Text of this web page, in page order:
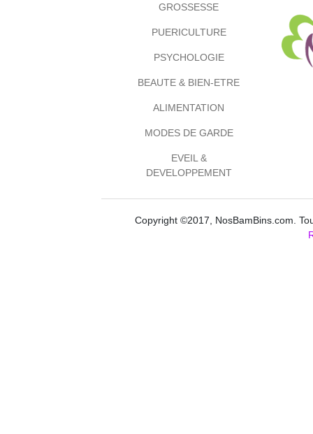
GROSSESSE
PUERICULTURE
PSYCHOLOGIE
BEAUTE & BIEN-ETRE
ALIMENTATION
MODES DE GARDE
EVEIL &
DEVELOPPEMENT
Copyright ©2017, NosBamBins.com.